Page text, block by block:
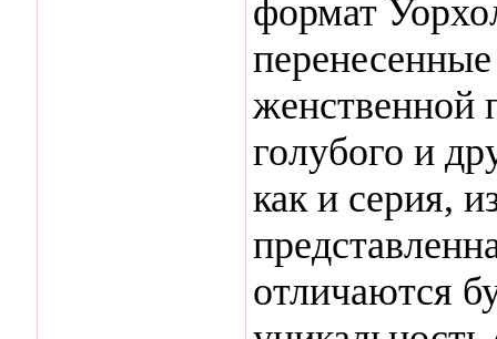
формат
женственной
голубого и
как и серия,
отличаются